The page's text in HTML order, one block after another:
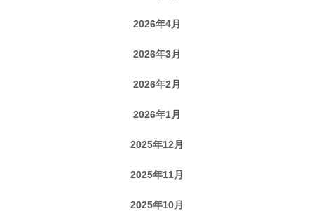
2026年4月
2026年3月
2026年2月
2026年1月
2025年12月
2025年11月
2025年10月